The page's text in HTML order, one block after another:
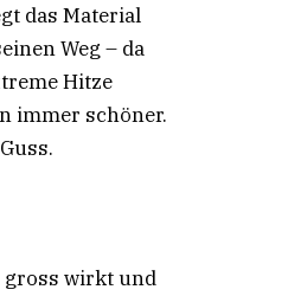
das Material
Weg – da
Hitze
immer schöner.
gross wirkt und